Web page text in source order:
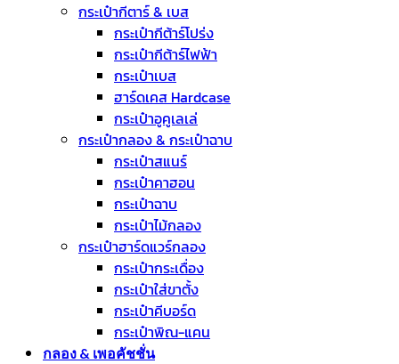
กระเป๋ากีตาร์ & เบส
กระเป๋ากีต้าร์โปร่ง
กระเป๋ากีต้าร์ไฟฟ้า
กระเป๋าเบส
ฮาร์ดเคส Hardcase
กระเป๋าอูคูเลเล่
กระเป๋ากลอง & กระเป๋าฉาบ
กระเป๋าสแนร์
กระเป๋าคาฮอน
กระเป๋าฉาบ
กระเป๋าไม้กลอง
กระเป๋าฮาร์ดแวร์กลอง
กระเป๋ากระเดื่อง
กระเป๋าใส่ขาตั้ง
กระเป๋าคีบอร์ด
กระเป๋าพิณ-แคน
กลอง & เพอคัชชั่น